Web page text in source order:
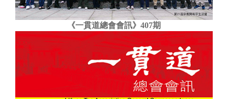
《一貫道總會會訊》407期